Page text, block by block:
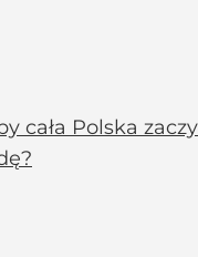
cała Polska